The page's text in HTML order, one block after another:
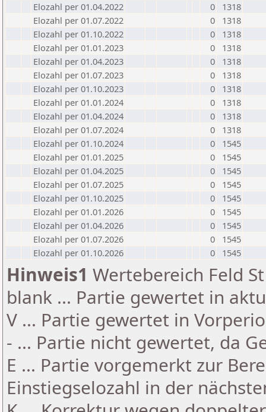
Elozahl per 01.04.2022
0
1318
Elozahl per 01.07.2022
0
1318
Elozahl per 01.10.2022
0
1318
Elozahl per 01.01.2023
0
1318
Elozahl per 01.04.2023
0
1318
Elozahl per 01.07.2023
0
1318
Elozahl per 01.10.2023
0
1318
Elozahl per 01.01.2024
0
1318
Elozahl per 01.04.2024
0
1318
Elozahl per 01.07.2024
0
1318
Elozahl per 01.10.2024
0
1545
Elozahl per 01.01.2025
0
1545
Elozahl per 01.04.2025
0
1545
Elozahl per 01.07.2025
0
1545
Elozahl per 01.10.2025
0
1545
Elozahl per 01.01.2026
0
1545
Elozahl per 01.04.2026
0
1545
Elozahl per 01.07.2026
0
1545
Elozahl per 01.10.2026
0 1545
Hinweis1 Wertebereich Feld
blank ... Partie gewertet in
V ... Partie gewertet in
- ... Partie nicht gewertet, da
E ... Partie vorgemerkt zur
Einstiegselozahl in der